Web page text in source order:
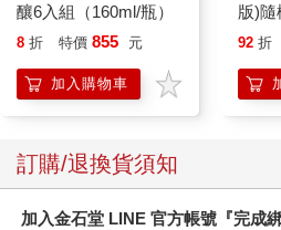
釀6入組（160ml/瓶）
8 折 特價 855 元
加入購物車
版)隨
92 折
訂購/退換貨須知
加入金石堂 LINE 官方帳號『完成